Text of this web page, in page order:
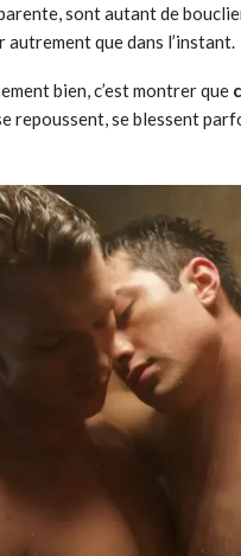
sont autant de
que dans l’instant.
bien, c’est montrer que
repoussent, se blessent